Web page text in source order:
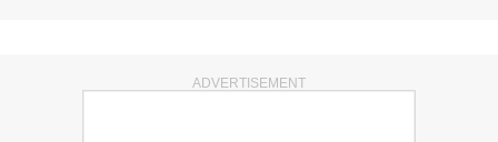
ADVERTISEMENT